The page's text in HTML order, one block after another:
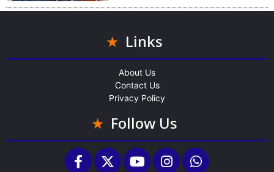
Links
About Us
Contact Us
Privacy Policy
Follow Us